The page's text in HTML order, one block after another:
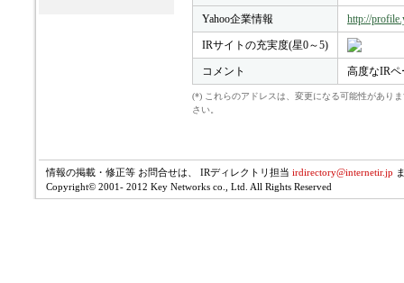
Yahoo企業情報 http://
IRサイトの充実度(星0～5)
コメント 高度なIRペ
(*) これらのアドレスは、変更になる可能性があり
さい。
情報の掲載・修正等 お問合せは、 IRディレクトリ担当 irdirectory@internetir.jp
Copyright© 2001- 2012 Key Networks co., Ltd. All Rights Reserved